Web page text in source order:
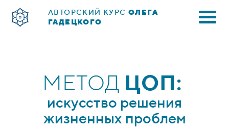
АВТОРСКИЙ КУРС ОЛЕГА
ГАДЕЦКОГО
МЕТОД ЦОП:
искусство решения
жизненных проблем